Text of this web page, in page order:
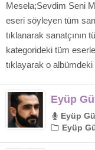
Mesela;Sevdim Seni
eseri söyleyen tüm
tıklanarak sanatçının
kategorideki tüm
tıklayarak o
Eyüp
Eyüp
Eyüp